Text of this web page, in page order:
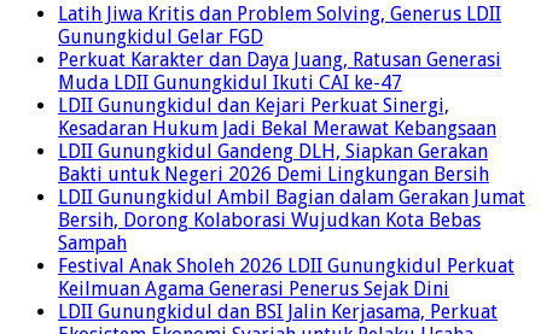
Latih Jiwa Kritis dan Problem Solving, Generus LDII
Gunungkidul Gelar FGD
Perkuat Karakter dan Daya Juang, Ratusan Generasi
Muda LDII Gunungkidul Ikuti CAI ke-47
LDII Gunungkidul dan Kejari Perkuat Sinergi,
Kesadaran Hukum Jadi Bekal Merawat Kebangsaan
LDII Gunungkidul Gandeng DLH, Siapkan Gerakan
Bakti untuk Negeri 2026 Demi Lingkungan Bersih
LDII Gunungkidul Ambil Bagian dalam Gerakan Jumat
Bersih, Dorong Kolaborasi Wujudkan Kota Bebas
Sampah
Festival Anak Sholeh 2026 LDII Gunungkidul Perkuat
Keilmuan Agama Generasi Penerus Sejak Dini
LDII Gunungkidul dan BSI Jalin Kerjasama, Perkuat